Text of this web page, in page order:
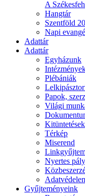
A
Hangtár
Szentföld
Napi
Adattár
Adattár
Egyházunk
Plébániák
Papok,
Világi
Kitüntetések
Térkép
Miserend
Nyertes
Gyűjteményeink